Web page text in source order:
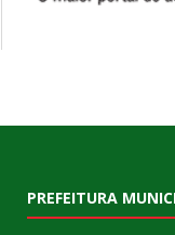
PREFEITURA